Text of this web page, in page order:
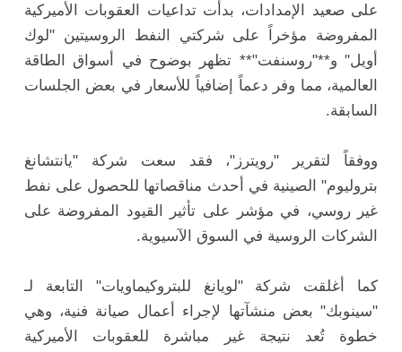
على صعيد الإمدادات، بدأت تداعيات العقوبات الأميركية
المفروضة مؤخراً على شركتي النفط الروسيتين "لوك
أويل" و**"روسنفت"** تظهر بوضوح في أسواق الطاقة
العالمية، مما وفر دعماً إضافياً للأسعار في بعض الجلسات
السابقة.
ووفقاً لتقرير "رويترز"، فقد سعت شركة "يانتشانغ
بتروليوم" الصينية في أحدث مناقصاتها للحصول على نفط
غير روسي، في مؤشر على تأثير القيود المفروضة على
الشركات الروسية في السوق الآسيوية.
كما أغلقت شركة "لويانغ للبتروكيماويات" التابعة لـ
"سينوبك" بعض منشآتها لإجراء أعمال صيانة فنية، وهي
خطوة تُعد نتيجة غير مباشرة للعقوبات الأميركية